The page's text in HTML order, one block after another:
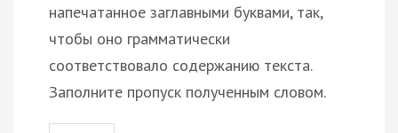
напечатанное заглавными буквами, так,
чтобы оно грамматически
соответствовало содержанию текста.
Заполните пропуск полученным словом.